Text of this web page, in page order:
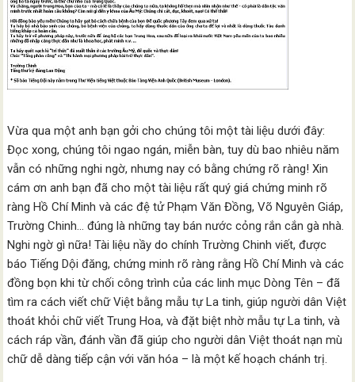
Vừa qua một anh bạn gởi cho chúng tôi một tài liệu dưới đây:
Đọc xong, chúng tôi ngao ngán, miễn bàn, tuy dù bao nhiêu năm
vẫn có những nghi ngờ, nhưng nay có bằng chứng rõ ràng! Xin
cám ơn anh bạn đã cho một tài liệu rất quý giá chứng minh rõ
ràng Hồ Chí Minh và các đệ tử Phạm Văn Đồng, Võ Nguyên Giáp,
Trường Chinh… đúng là những tay bán nước cỏng rắn cắn gà nhà.
Nghi ngờ gì nữa! Tài liệu nầy do chính Trường Chinh viết, được
báo Tiếng Dội đăng, chứng minh rõ ràng rằng Hồ Chí Minh và các
đồng bọn khi từ chối công trình của các linh mục Dòng Tên – đã
tìm ra cách viết chữ Việt bằng mẫu tự La tinh, giúp người dân Việt
thoát khỏi chữ viết Trung Hoa, và đặt biệt nhờ mẫu tự La tinh, và
cách ráp vần, đánh vần đã giúp cho người dân Việt thoát nạn mù
chữ dễ dàng tiếp cận với văn hóa – là một kế hoạch chánh trị.